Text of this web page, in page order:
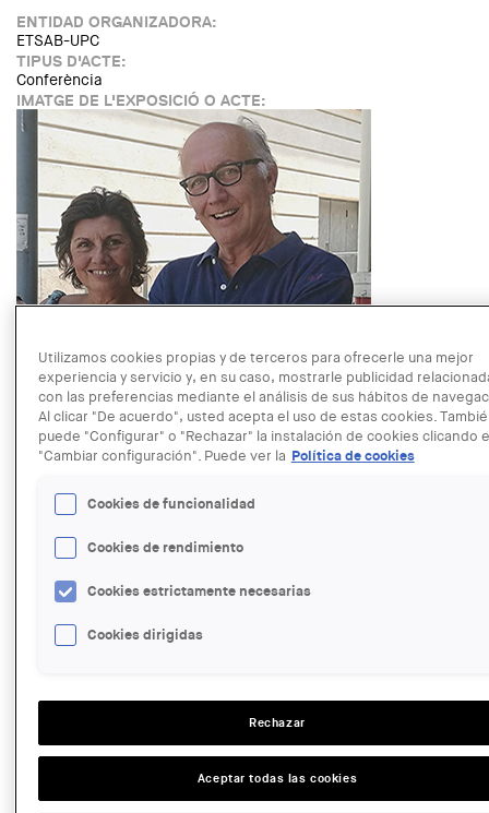
ENTIDAD ORGANIZADORA:
ETSAB-UPC
TIPUS D'ACTE:
Conferència
IMATGE DE L'EXPOSICIÓ O ACTE:
etsab
LINK:
http://mrmbcn.net/ciclo-de-conferencias-en-homenaje-a-
fernando-alvarez/#.XrAwvBMzYUF
FECHA:
MIERCOLES, 3 JUNIO, 2020 - 18:30
En línia
GRATUÏTAT:
Read more
Antonio Bonet Castellana
ETSAB-UPC
Utilizamos cookies propias y de terceros para ofrecerle una mejor
experiencia y servicio y, en su caso, mostrarle publicidad
con las preferencias mediante el análisis de sus hábitos de
Al clicar "De acuerdo", usted acepta el uso de estas cookies.
puede "Configurar" o "Rechazar" la instalación de cookies clicando
"Cambiar configuración". Puede ver la Política de cookies
Cookies de funcionalidad
Cookies de rendimiento
Cookies estrictamente necesarias
Cookies dirigidas
Rechazar
Aceptar todas las cookies